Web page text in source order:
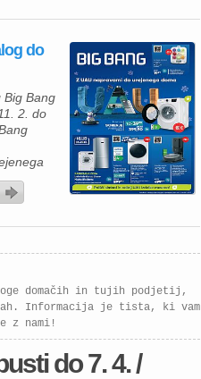
899, 99
339, 99
do
Big Bang
2. do
90 €,
za 899
499,
[…]
domačih in tujih podjetij,
Informacija je tista, ki vam
z nami!
do 7. 4. /